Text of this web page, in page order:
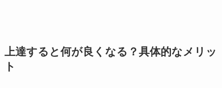
上達すると何が良くなる？具体的なメリッ
ト